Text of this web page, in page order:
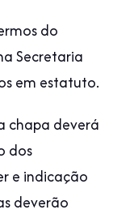
do
Secretaria
em estatuto.
chapa deverá
dos
e indicação
deverão